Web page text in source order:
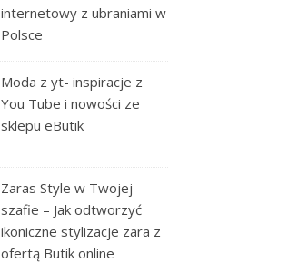
internetowy z ubraniami w
Polsce
Moda z yt- inspiracje z
You Tube i nowości ze
sklepu eButik
Zaras Style w Twojej
szafie – Jak odtworzyć
ikoniczne stylizacje zara z
ofertą Butik online